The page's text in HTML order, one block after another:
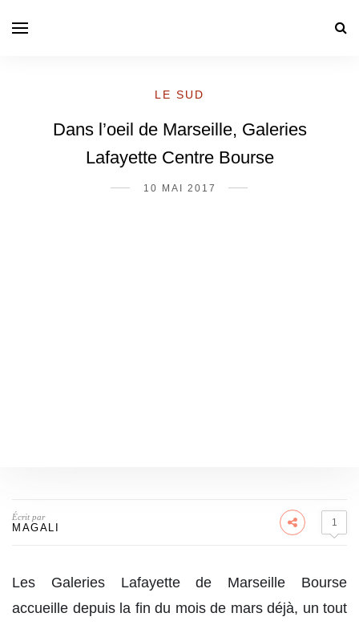
LE SUD
Dans l’oeil de Marseille, Galeries
Lafayette Centre Bourse
10 MAI 2017
Écrit par
MAGALI 1
Les Galeries Lafayette de Marseille Bourse
accueille depuis la fin du mois de mars déjà, un tout